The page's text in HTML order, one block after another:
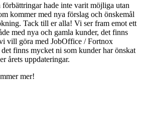
hade inte varit möjliga utan
kommer med nya förslag och önskemål
Tack till er alla! Vi ser fram emot ett
med nya och gamla kunder, det finns
vill göra med JobOffice / Fortnox
finns mycket ni som kunder har önskat
årets uppdateringar.
mer!